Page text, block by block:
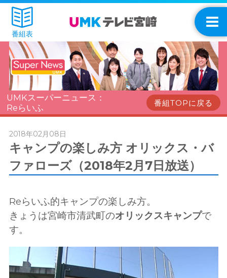
番組表
UMKスーパーニュース：
Reらいふ
番組TOPに戻る
2018年02月08日
キャンプの楽しみ方 オリックス・バ
ファローズ（2018年2月7日放送）
Reらいふ的キャンプの楽しみ方。
きょうは宮崎市清武町のオリックスキャンプで
す。